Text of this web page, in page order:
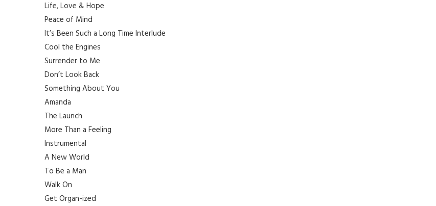
Life, Love & Hope
Peace of Mind
It’s Been Such a Long Time Interlude
Cool the Engines
Surrender to Me
Don’t Look Back
Something About You
Amanda
The Launch
More Than a Feeling
Instrumental
A New World
To Be a Man
Walk On
Get Organ-ized